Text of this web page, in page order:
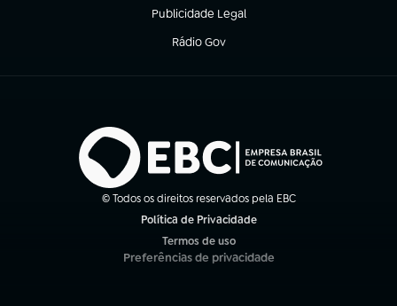
Publicidade Legal
(abre em nova aba)
Rádio Gov
(abre em nova aba)
© Todos os direitos reservados pela EBC
Política de Privacidade
Termos de uso
(abre em nova aba)
Preferências de privacidade